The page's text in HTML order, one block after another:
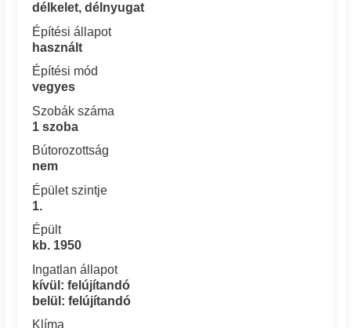
délkelet, délnyugat
Építési állapot
használt
Építési mód
vegyes
Szobák száma
1 szoba
Bútorozottság
nem
Épület szintje
1.
Épült
kb. 1950
Ingatlan állapot
kívül: felújítandó
belül: felújítandó
Klíma